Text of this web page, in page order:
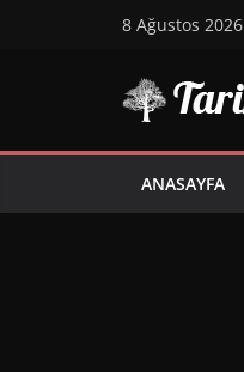
8 Ağustos 2026
ANASAYFA